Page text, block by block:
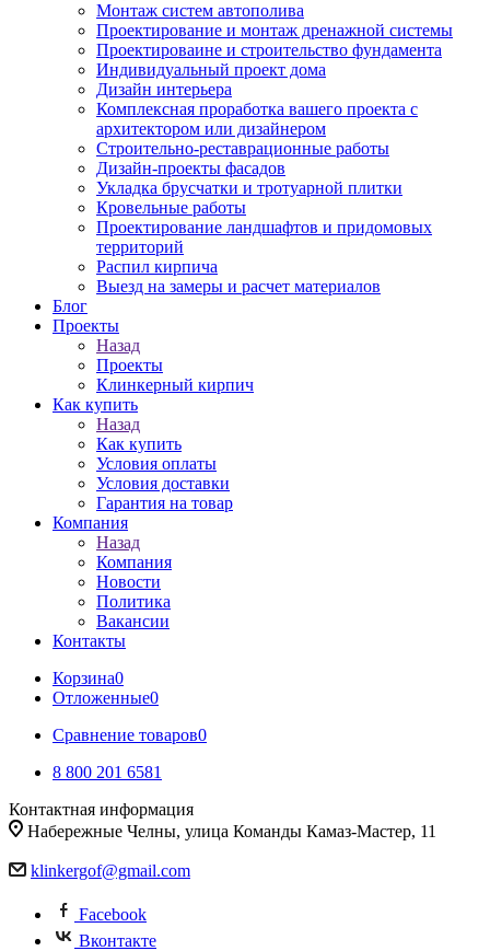
Монтаж систем автополива
Проектирование и монтаж дренажной системы
Проектироваине и строительство фундамента
Индивидуальный проект дома
Дизайн интерьера
Комплексная проработка вашего проекта с
архитектором или дизайнером
Строительно-реставрационные работы
Дизайн-проекты фасадов
Укладка брусчатки и тротуарной плитки
Кровельные работы
Проектирование ландшафтов и придомовых
территорий
Распил кирпича
Выезд на замеры и расчет материалов
Блог
Проекты
Назад
Проекты
Клинкерный кирпич
Как купить
Назад
Как купить
Условия оплаты
Условия доставки
Гарантия на товар
Компания
Назад
Компания
Новости
Политика
Вакансии
Контакты
Корзина0
Отложенные0
Сравнение товаров0
8 800 201 6581
Контактная информация
Набережные Челны, улица Команды Камаз-Мастер, 11
klinkergof@gmail.com
Facebook
Вконтакте